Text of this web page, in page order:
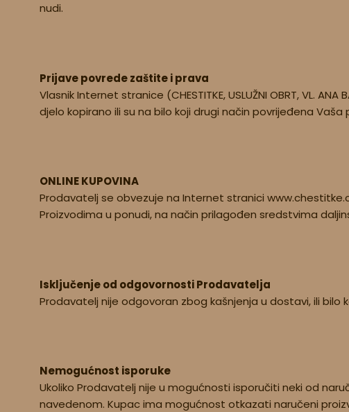
nudi.
Prijave povrede zaštite i prava
Vlasnik Internet stranice (CHESTITKE, USLUŽNI OBRT, VL.
djelo kopirano ili su na bilo koji drugi način povrijeđena
ONLINE KUPOVINA
Prodavatelj se obvezuje na Internet stranici
Proizvodima u ponudi, na način prilagođen sredstvima
Isključenje od odgovornosti Prodavatelja
Prodavatelj nije odgovoran zbog kašnjenja u dostavi, ili
Nemogućnost isporuke
Ukoliko Prodavatelj nije u mogućnosti isporučiti neki od
navedenom. Kupac ima mogućnost otkazati naručeni